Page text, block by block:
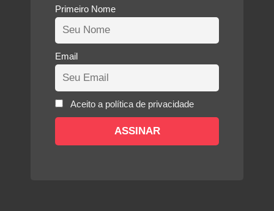
Primeiro Nome
Email
Aceito a política de privacidade